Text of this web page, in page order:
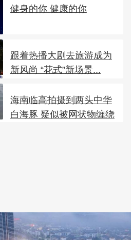
健身的你 健康的你
跟着热播大剧去旅游成为
新风尚 “花式”新场景...
海南临高拍摄到两头中华
白海豚 疑似被网状物缠绕